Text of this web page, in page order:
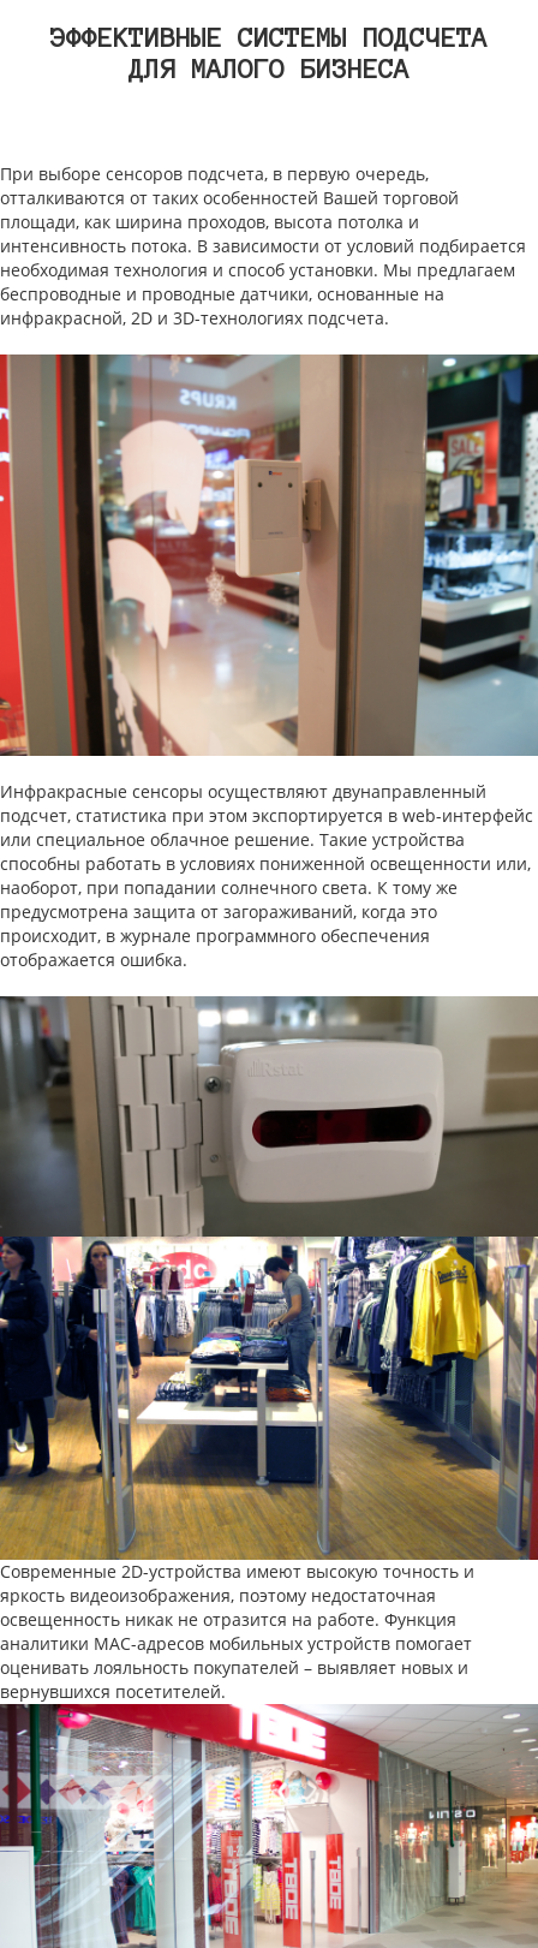
ЭФФЕКТИВНЫЕ СИСТЕМЫ ПОДСЧЕТА
ДЛЯ МАЛОГО БИЗНЕСА
При выборе сенсоров подсчета, в первую очередь,
отталкиваются от таких особенностей Вашей торговой
площади, как ширина проходов, высота потолка и
интенсивность потока. В зависимости от условий подбирается
необходимая технология и способ установки. Мы предлагаем
беспроводные и проводные датчики, основанные на
инфракрасной, 2D и 3D-технологиях подсчета.
Инфракрасные сенсоры осуществляют двунаправленный
подсчет, статистика при этом экспортируется в web-интерфейс
или специальное облачное решение. Такие устройства
способны работать в условиях пониженной освещенности или,
наоборот, при попадании солнечного света. К тому же
предусмотрена защита от загораживаний, когда это
происходит, в журнале программного обеспечения
отображается ошибка.
Современные 2D-устройства имеют высокую точность и
яркость видеоизображения, поэтому недостаточная
освещенность никак не отразится на работе. Функция
аналитики MAC-адресов мобильных устройств помогает
оценивать лояльность покупателей – выявляет новых и
вернувшихся посетителей.